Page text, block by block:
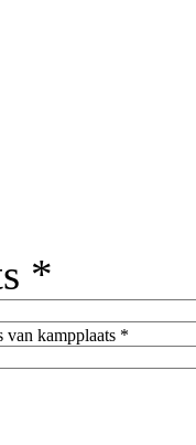
*
van kampplaats *